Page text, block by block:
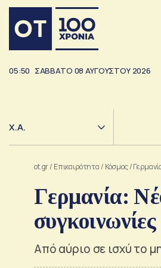
05:50 ΣΑΒΒΑΤΟ 08 ΑΥΓΟΥΣΤΟΥ 2026
Χ.Α.
ot.gr/ Επικαιρότητα / Κόσμος/
Γερμανία:
συγκοινωνίες
Από αύριο σε ισχύ το